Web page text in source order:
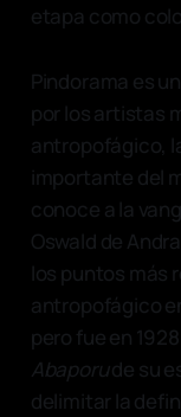
etapa como
Pindorama es
por los artistas
antropofágico,
importante del
conoce a la
Oswald de
los puntos más
antropofágico
pero fue en
Abaporude su
delimitar la